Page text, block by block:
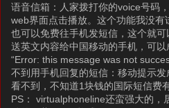
语音信箱：人家拨打你的voice号码
web界面点击播放。这个功能我没有
也可以免费往手机发短信，这个就
送英文内容给中国移动的手机，可以
“Error: this message was not
不到用手机回复的短信：移动提示
看不到，不知道1块钱的国际短信费
PS： virtualphoneline还蛮强大的，